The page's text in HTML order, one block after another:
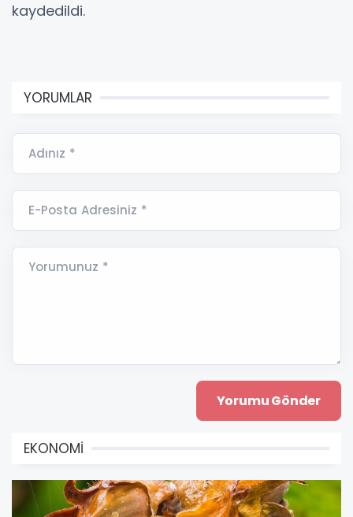
kaydedildi.
YORUMLAR
Adınız *
E-Posta Adresiniz *
Yorumunuz *
EKONOMİ